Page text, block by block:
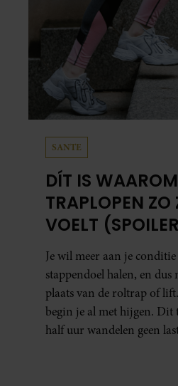
SANTE
DÍT IS WAAROM
TRAPLOPEN
VOELT
NIET AAN JE
Je wil meer aan je
stappendoel halen, en
plaats van de roltrap of
begin je al met hijgen. Dit
half uur wandelen geen